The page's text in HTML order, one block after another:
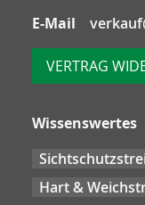
E-Mail
VERTRAG
Wissenswertes
Hart &